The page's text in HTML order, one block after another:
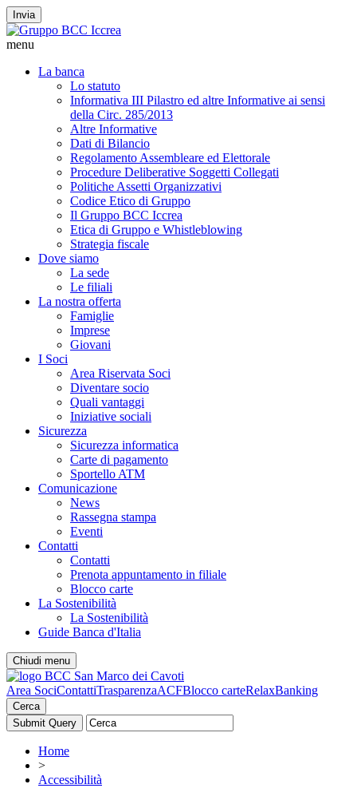
Invia
menu
La banca
Lo statuto
Informativa III Pilastro ed altre Informative ai sensi
della Circ. 285/2013
Altre Informative
Dati di Bilancio
Regolamento Assembleare ed Elettorale
Procedure Deliberative Soggetti Collegati
Politiche Assetti Organizzativi
Codice Etico di Gruppo
Il Gruppo BCC Iccrea
Etica di Gruppo e Whistleblowing
Strategia fiscale
Dove siamo
La sede
Le filiali
La nostra offerta
Famiglie
Imprese
Giovani
I Soci
Area Riservata Soci
Diventare socio
Quali vantaggi
Iniziative sociali
Sicurezza
Sicurezza informatica
Carte di pagamento
Sportello ATM
Comunicazione
News
Rassegna stampa
Eventi
Contatti
Contatti
Prenota appuntamento in filiale
Blocco carte
La Sostenibilità
La Sostenibilità
Guide Banca d'Italia
Chiudi menu
Area SociContattiTrasparenzaACFBlocco carteRelaxBanking
Cerca
Home
>
Accessibilità